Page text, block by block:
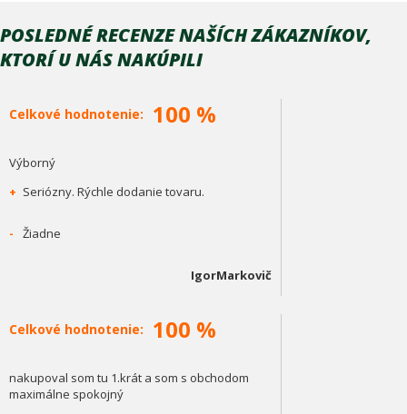
POSLEDNÉ RECENZE NAŠÍCH ZÁKAZNÍKOV,
KTORÍ U NÁS NAKÚPILI
Celkové hodnotenie: 100 %
Výborný
+ Seriózny. Rýchle dodanie tovaru.
- Žiadne
IgorMarkovič
Celkové hodnotenie: 100 %
nakupoval som tu 1.krát a som s obchodom
maximálne spokojný